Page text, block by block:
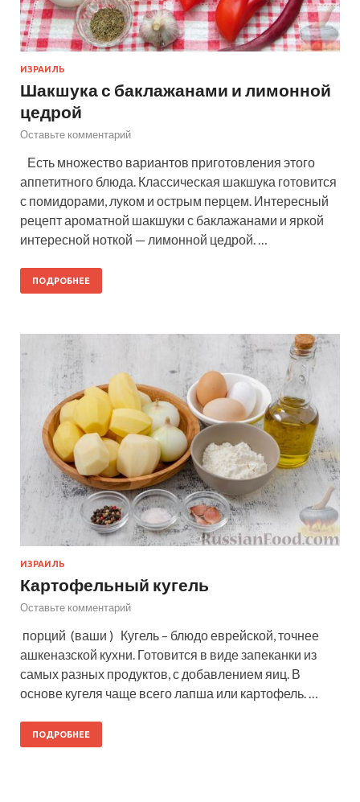
ИЗРАИЛЬ
Шакшука с баклажанами и лимонной
цедрой
Оставьте комментарий
Есть множество вариантов приготовления этого
аппетитного блюда. Классическая шакшука готовится
с помидорами, луком и острым перцем. Интересный
рецепт ароматной шакшуки с баклажанами и яркой
интересной ноткой — лимонной цедрой. …
ПОДРОБНЕЕ
ИЗРАИЛЬ
Картофельный кугель
Оставьте комментарий
порций (ваши ) Кугель – блюдо еврейской, точнее
ашкеназской кухни. Готовится в виде запеканки из
самых разных продуктов, с добавлением яиц. В
основе кугеля чаще всего лапша или картофель. …
ПОДРОБНЕЕ